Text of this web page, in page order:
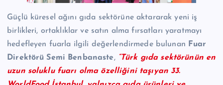
Güçlü küresel ağını gıda sektörüne aktararak yeni iş
birlikleri, ortaklıklar ve satın alma fırsatları yaratmayı
hedefleyen fuarla ilgili değerlendirmede bulunan
Fuar
Direktörü Semi Benbanaste, “Türk gıda sektörünün en
uzun soluklu fuarı olma özelliğini taşıyan 33.